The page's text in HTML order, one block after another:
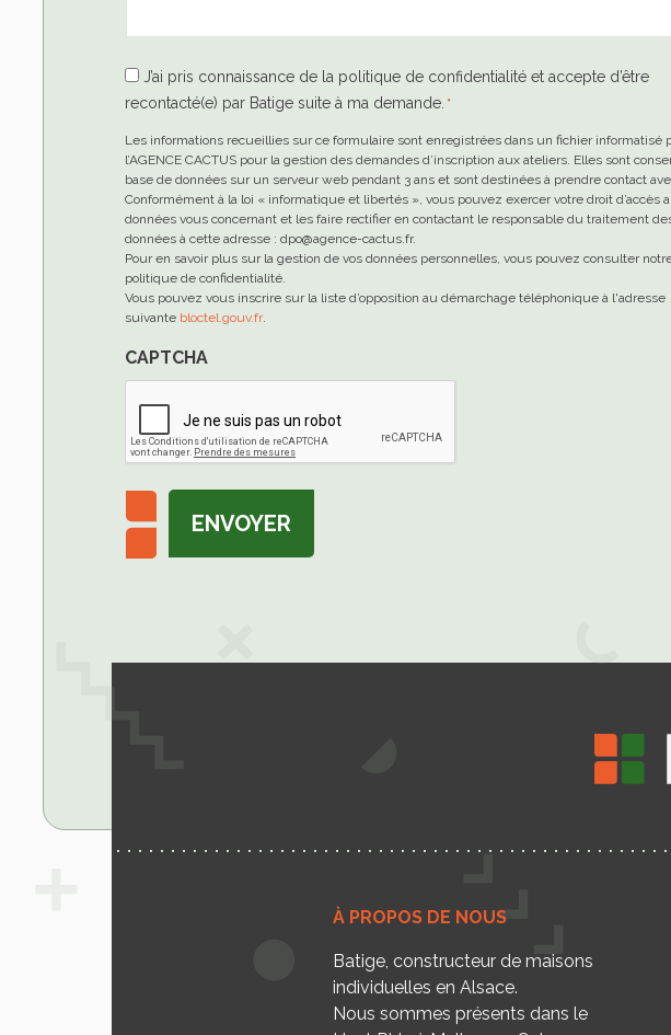
RGPD
*
J’ai pris connaissance de la politique de confidentialité et accepte d’être
recontacté(e) par Batige suite à ma demande. *
Les informations recueillies sur ce formulaire sont enregistrées dans un fichier informatisé
l’AGENCE CACTUS pour la gestion des demandes d’inscription aux ateliers. Elles sont
base de données sur un serveur web pendant 3 ans et sont destinées à prendre contact
Conformément à la loi « informatique et libertés », vous pouvez exercer votre droit d’accès
données vous concernant et les faire rectifier en contactant le responsable du traitement
données à cette adresse : dpo@agence-cactus.fr.
Pour en savoir plus sur la gestion de vos données personnelles, vous pouvez consulter
politique de confidentialité.
Vous pouvez vous inscrire sur la liste d’opposition au démarchage téléphonique à l'adresse
suivante bloctel.gouv.fr.
CAPTCHA
ENVOYER
À PROPOS DE NOUS
Batige, constructeur de maisons
individuelles en Alsace.
Nous sommes présents dans le